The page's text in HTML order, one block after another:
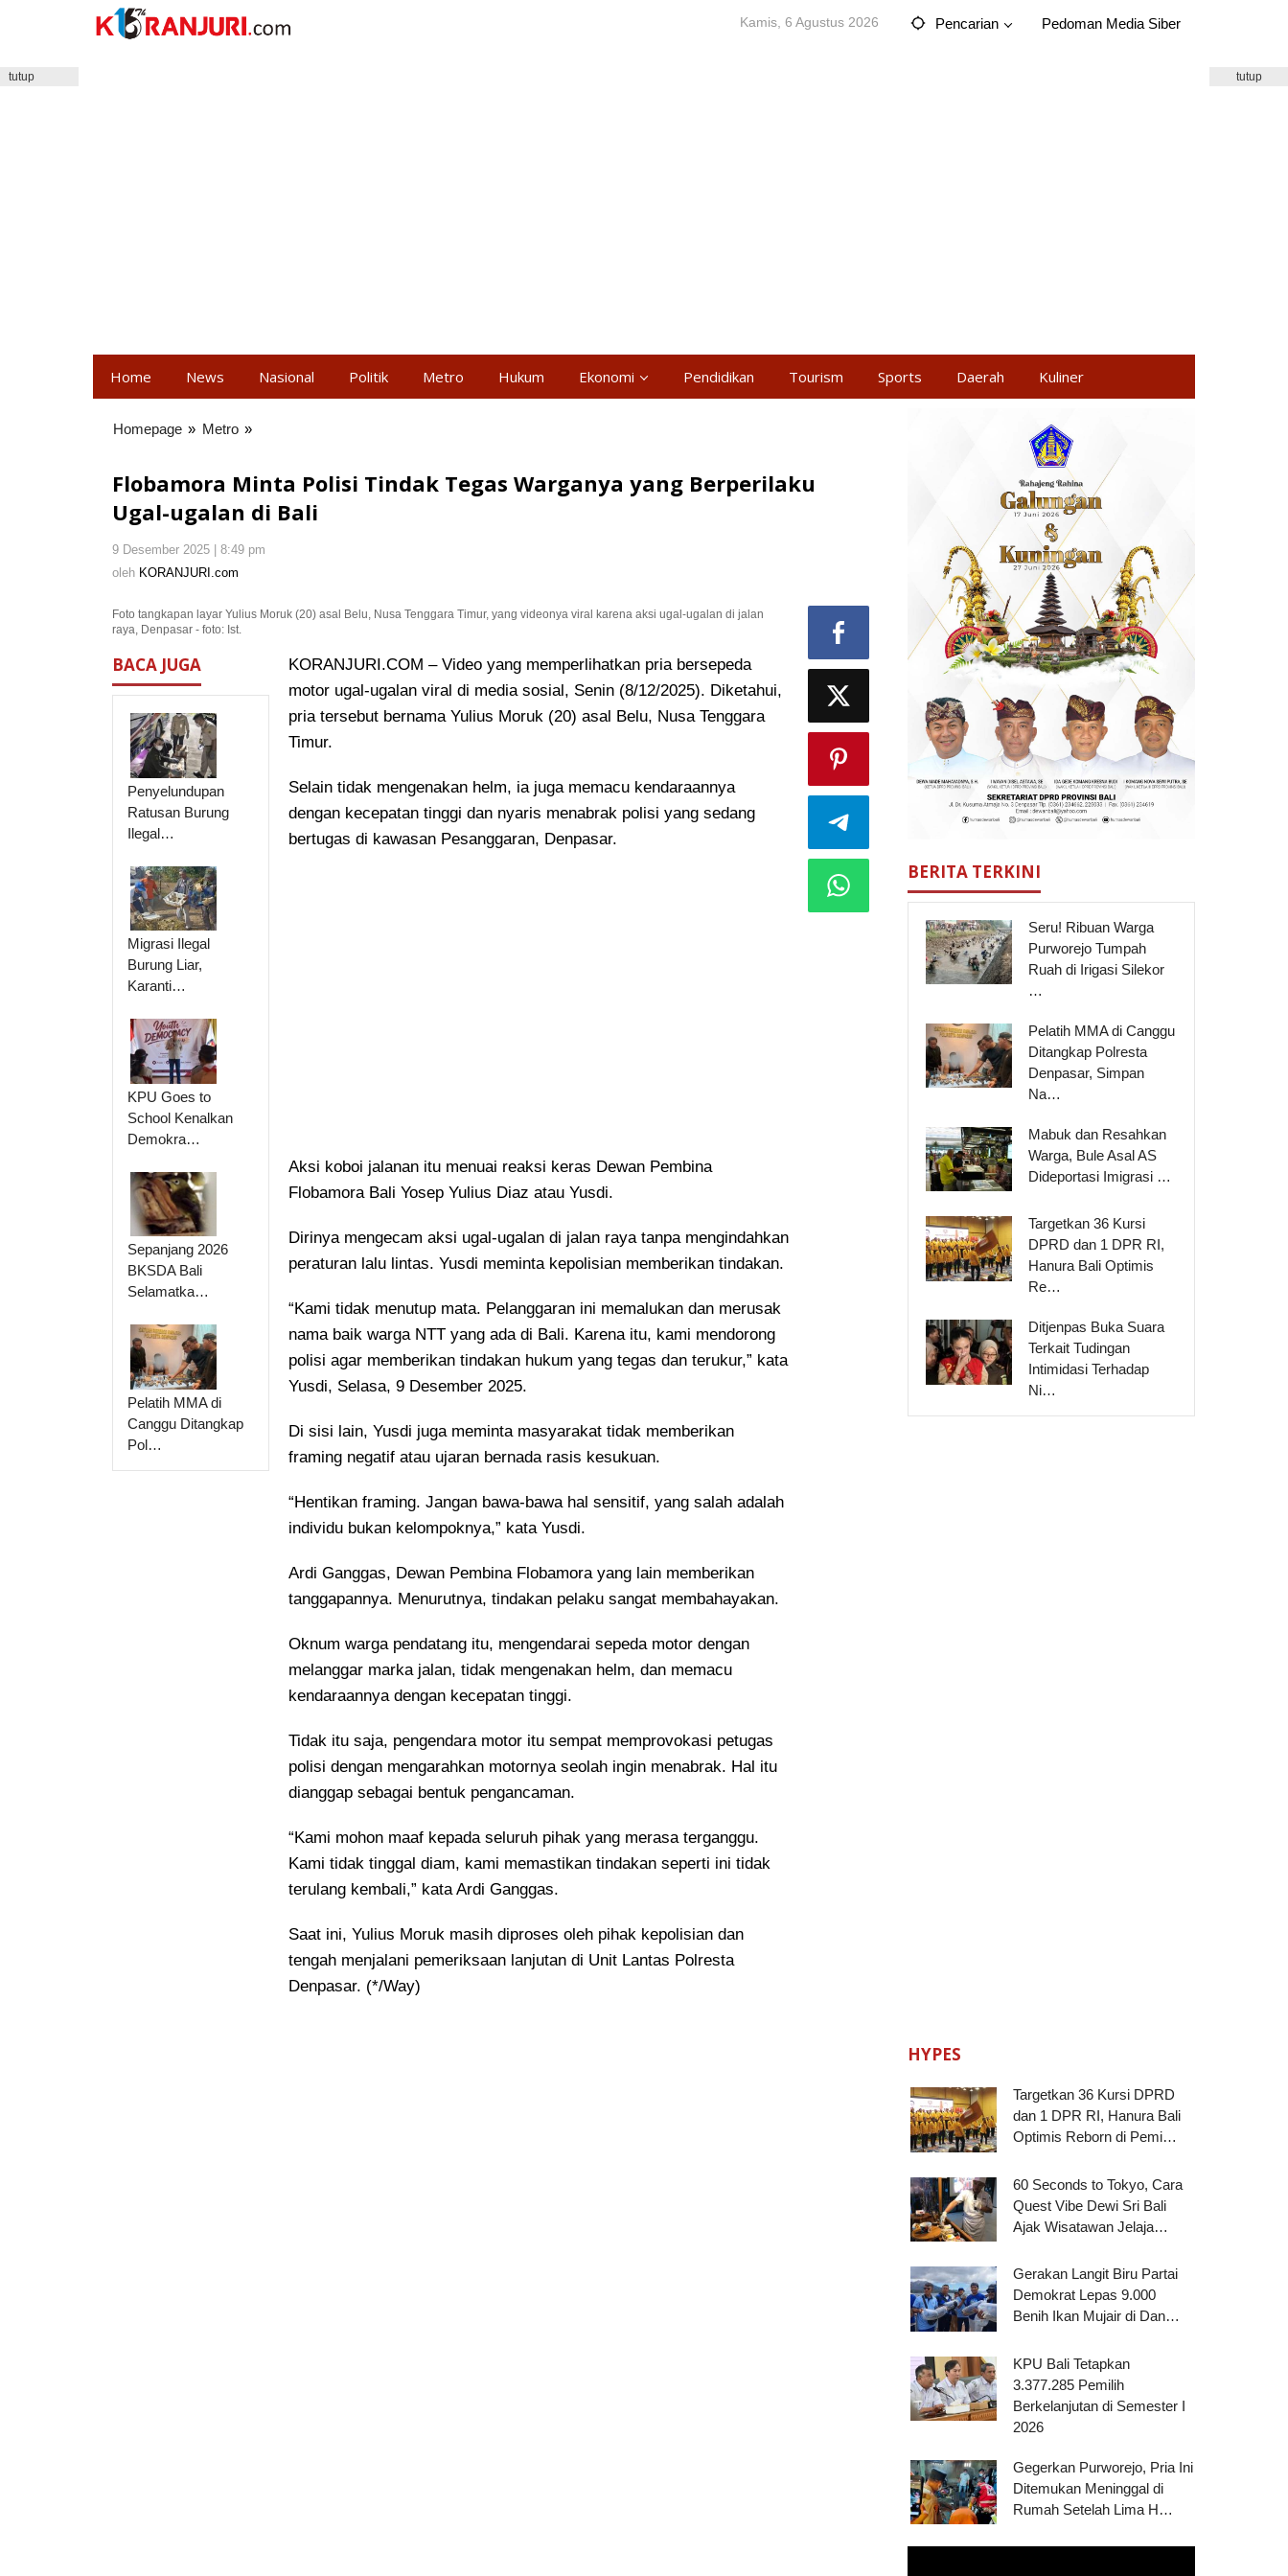
Kamis, 6 Agustus 2026 Pencarian Pedoman Media Siber
Home News Nasional Politik Metro Hukum Ekonomi Pendidikan Tourism Sports Daerah Kuliner
tutup tutup
Homepage » Metro »
Tindak
Tegas
yang
ugalan
Flobamora Minta Polisi Tindak Tegas Warganya yang Berperilaku
Ugal-ugalan di Bali
9 Desember 2025 | 8:49 pm
oleh KORANJURI.com
Foto tangkapan layar Yulius Moruk (20) asal Belu, Nusa Tenggara Timur, yang videonya viral karena aksi ugal-ugalan di jalan
raya, Denpasar - foto: Ist.
BACA JUGA
Penyelundupan
Ratusan Burung
Ilegal…
Migrasi Ilegal
Burung Liar,
Karanti…
KPU Goes to
School Kenalkan
Demokra…
Sepanjang 2026
BKSDA Bali
Selamatka…
Pelatih MMA di
Canggu Ditangkap
Pol…
KORANJURI.COM – Video yang memperlihatkan pria bersepeda
motor ugal-ugalan viral di media sosial, Senin (8/12/2025). Diketahui,
pria tersebut bernama Yulius Moruk (20) asal Belu, Nusa Tenggara
Timur.
Selain tidak mengenakan helm, ia juga memacu kendaraannya
dengan kecepatan tinggi dan nyaris menabrak polisi yang sedang
bertugas di kawasan Pesanggaran, Denpasar.
Aksi koboi jalanan itu menuai reaksi keras Dewan Pembina
Flobamora Bali Yosep Yulius Diaz atau Yusdi.
Dirinya mengecam aksi ugal-ugalan di jalan raya tanpa mengindahkan
peraturan lalu lintas. Yusdi meminta kepolisian memberikan tindakan.
“Kami tidak menutup mata. Pelanggaran ini memalukan dan merusak
nama baik warga NTT yang ada di Bali. Karena itu, kami mendorong
polisi agar memberikan tindakan hukum yang tegas dan terukur,” kata
Yusdi, Selasa, 9 Desember 2025.
Di sisi lain, Yusdi juga meminta masyarakat tidak memberikan
framing negatif atau ujaran bernada rasis kesukuan.
“Hentikan framing. Jangan bawa-bawa hal sensitif, yang salah adalah
individu bukan kelompoknya,” kata Yusdi.
Ardi Ganggas, Dewan Pembina Flobamora yang lain memberikan
tanggapannya. Menurutnya, tindakan pelaku sangat membahayakan.
Oknum warga pendatang itu, mengendarai sepeda motor dengan
melanggar marka jalan, tidak mengenakan helm, dan memacu
kendaraannya dengan kecepatan tinggi.
Tidak itu saja, pengendara motor itu sempat memprovokasi petugas
polisi dengan mengarahkan motornya seolah ingin menabrak. Hal itu
dianggap sebagai bentuk pengancaman.
“Kami mohon maaf kepada seluruh pihak yang merasa terganggu.
Kami tidak tinggal diam, kami memastikan tindakan seperti ini tidak
terulang kembali,” kata Ardi Ganggas.
Saat ini, Yulius Moruk masih diproses oleh pihak kepolisian dan
tengah menjalani pemeriksaan lanjutan di Unit Lantas Polresta
Denpasar. (*/Way)
BERITA TERKINI
Seru! Ribuan Warga
Purworejo Tumpah
Ruah di Irigasi Silekor
…
Pelatih MMA di Canggu
Ditangkap Polresta
Denpasar, Simpan
Na…
Mabuk dan Resahkan
Warga, Bule Asal AS
Dideportasi Imigrasi …
Targetkan 36 Kursi
DPRD dan 1 DPR RI,
Hanura Bali Optimis
Re…
Ditjenpas Buka Suara
Terkait Tudingan
Intimidasi Terhadap
Ni…
HYPES
Targetkan 36 Kursi DPRD
dan 1 DPR RI, Hanura Bali
Optimis Reborn di Pemi…
60 Seconds to Tokyo, Cara
Quest Vibe Dewi Sri Bali
Ajak Wisatawan Jelaja…
Gerakan Langit Biru Partai
Demokrat Lepas 9.000
Benih Ikan Mujair di Dan…
KPU Bali Tetapkan
3.377.285 Pemilih
Berkelanjutan di Semester I
2026
Gegerkan Purworejo, Pria Ini
Ditemukan Meninggal di
Rumah Setelah Lima H…